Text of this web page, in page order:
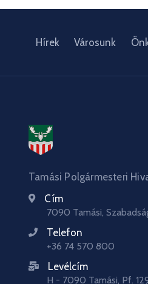
Hírek Városunk
Tamási Polgármesteri
Cím
7090 Tamási,
Telefon
+36 74 570 800
Levélcím
H - 7090 Tamási, Pf.